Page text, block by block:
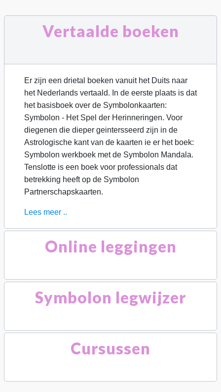
Vertaalde boeken
Er zijn een drietal boeken vanuit het Duits naar
het Nederlands vertaald. In de eerste plaats is dat
het basisboek over de Symbolonkaarten:
Symbolon - Het Spel der Herinneringen. Voor
diegenen die dieper geintersseerd zijn in de
Astrologische kant van de kaarten ie er het boek:
Symbolon werkboek met de Symbolon Mandala.
Tenslotte is een boek voor professionals dat
betrekking heeft op de Symbolon
Partnerschapskaarten.
Lees meer ..
Online leggingen
Symbolon legwijzer
Cursussen